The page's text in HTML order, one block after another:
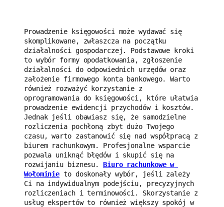
Prowadzenie księgowości może wydawać się
skomplikowane, zwłaszcza na początku
działalności gospodarczej. Podstawowe kroki
to wybór formy opodatkowania, zgłoszenie
działalności do odpowiednich urzędów oraz
założenie firmowego konta bankowego. Warto
również rozważyć korzystanie z
oprogramowania do księgowości, które ułatwia
prowadzenie ewidencji przychodów i kosztów.
Jednak jeśli obawiasz się, że samodzielne
rozliczenia pochłoną zbyt dużo Twojego
czasu, warto zastanowić się nad współpracą z
biurem rachunkowym. Profesjonalne wsparcie
pozwala uniknąć błędów i skupić się na
rozwijaniu biznesu. Biuro rachunkowe w
Wołominie to doskonały wybór, jeśli zależy
Ci na indywidualnym podejściu, precyzyjnych
rozliczeniach i terminowości. Skorzystanie z
usług ekspertów to również większy spokój w